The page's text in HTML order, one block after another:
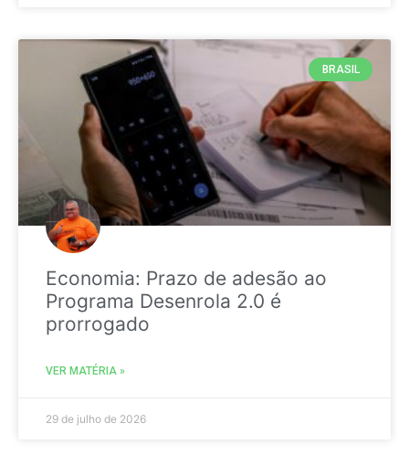
BRASIL
Economia: Prazo de adesão ao
Programa Desenrola 2.0 é
prorrogado
VER MATÉRIA »
29 de julho de 2026